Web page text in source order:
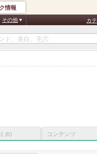
情報
その他 カ
(0) コンテンツ